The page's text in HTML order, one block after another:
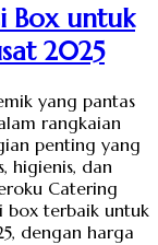
Box untuk
2025
yang pantas
rangkaian
penting yang
higienis, dan
Catering
box terbaik untuk
dengan harga